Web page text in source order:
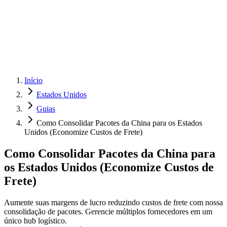
Início
Estados Unidos
Guias
Como Consolidar Pacotes da China para os Estados
Unidos (Economize Custos de Frete)
Como Consolidar Pacotes da China para
os Estados Unidos (Economize Custos de
Frete)
Aumente suas margens de lucro reduzindo custos de frete com nossa
consolidação de pacotes. Gerencie múltiplos fornecedores em um
único hub logístico.